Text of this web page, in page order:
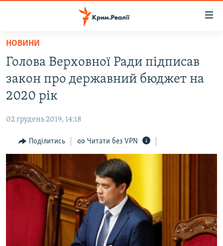
Перейти
основного
матеріалу
Перейти
до
основної
навігації
Перейти
до
пошуку
ВІДЕО ТА ФОТО
БЛОГИ
ПОГЛЯД
ІНТЕРВ'Ю
ВСЕ ЗА ДЕНЬ
СПЕЦПРОЕКТИ
ДЕПОРТАЦІЯ
ВІДЕОУРОКИ «ELIFBE»
ЯК ОБІЙТИ БЛОКУВАННЯ
НОВИНИ
Голова Верховної Ради підписав
закон про державний бюджет на
2020 рік
02 грудень 2019, 14:18
Поділитись Читати без VPN